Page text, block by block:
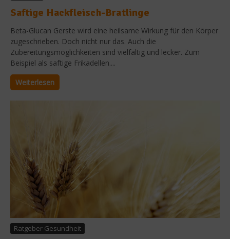
Saftige Hackfleisch-Bratlinge
Beta-Glucan Gerste wird eine heilsame Wirkung für den Körper
zugeschrieben. Doch nicht nur das. Auch die
Zubereitungsmöglichkeiten sind vielfältig und lecker. Zum
Beispiel als saftige Frikadellen....
Weiterlesen
Ratgeber Gesundheit